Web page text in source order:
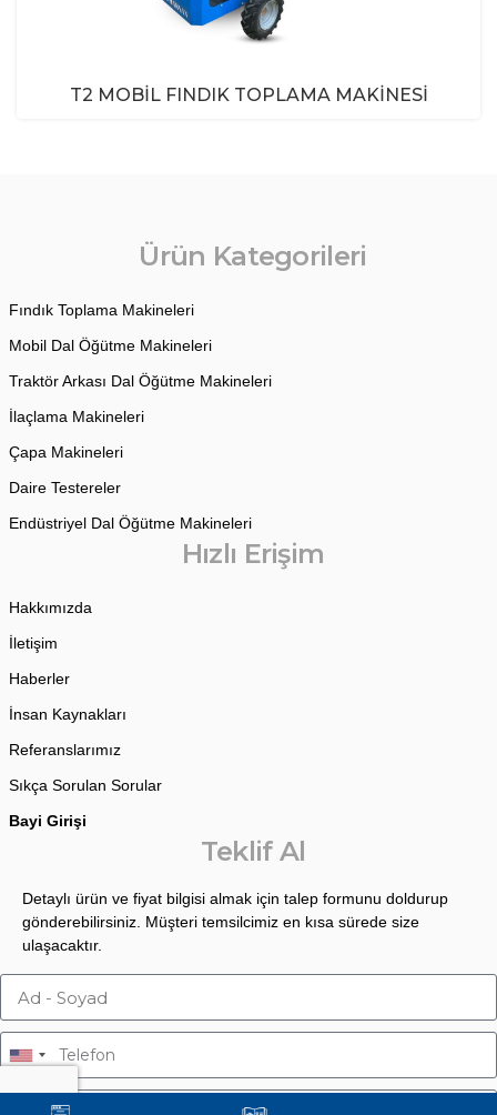
T2 MOBIL FINDIK TOPLAMA MAKINESI
Ürün Kategorileri
Fındık Toplama Makineleri
Mobil Dal Öğütme Makineleri
Traktör Arkası Dal Öğütme Makineleri
İlaçlama Makineleri
Çapa Makineleri
Daire Testereler
Endüstriyel Dal Öğütme Makineleri
Hızlı Erişim
Hakkımızda
İletişim
Haberler
İnsan Kaynakları
Referanslarımız
Sıkça Sorulan Sorular
Bayi Girişi
Teklif Al
Detaylı ürün ve fiyat bilgisi almak için talep formunu doldurup
gönderebilirsiniz. Müşteri temsilcimiz en kısa sürede size
ulaşacaktır.